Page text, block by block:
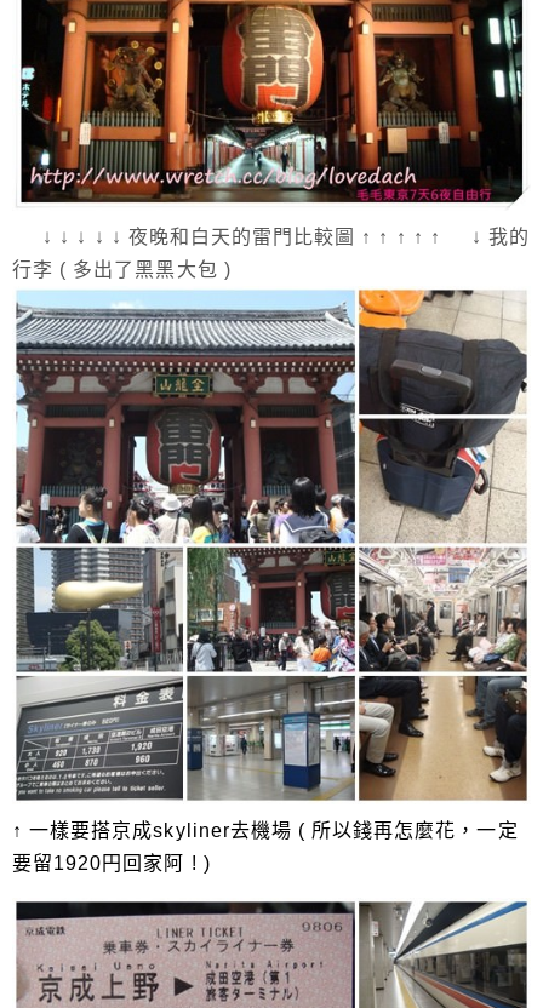
↓ ↓ ↓ ↓ ↓ 夜晚和白天的雷門比較圖 ↑ ↑ ↑ ↑ ↑ ↓ 我的
行李 ( 多出了黑黑大包 )
↑ 一樣要搭京成skyliner去機場 ( 所以錢再怎麼花，一定
要留1920円回家阿 ! )